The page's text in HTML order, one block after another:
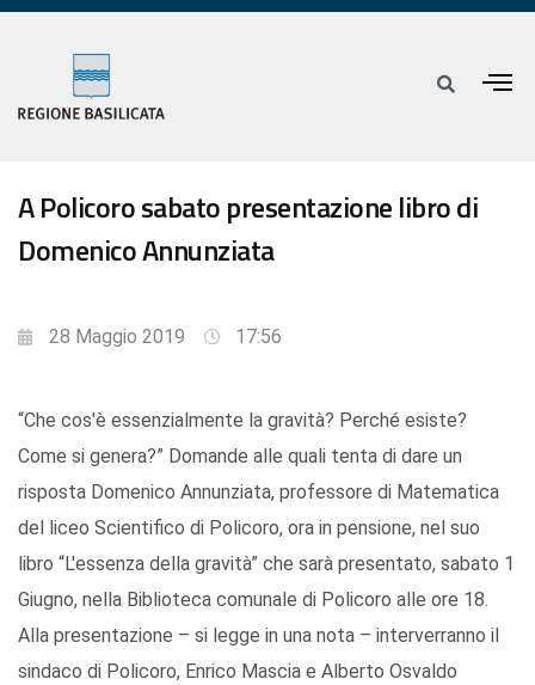
A Policoro sabato presentazione libro di
Domenico Annunziata
28 Maggio 2019 17:56
“Che cos'è essenzialmente la gravità? Perché esiste?
Come si genera?” Domande alle quali tenta di dare un
risposta Domenico Annunziata, professore di Matematica
del liceo Scientifico di Policoro, ora in pensione, nel suo
libro “L'essenza della gravità” che sarà presentato, sabato 1
Giugno, nella Biblioteca comunale di Policoro alle ore 18.
Alla presentazione – si legge in una nota – interverranno il
sindaco di Policoro, Enrico Mascia e Alberto Osvaldo